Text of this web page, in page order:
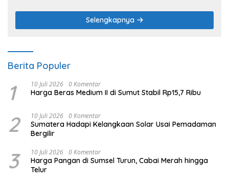
Selengkapnya
Berita Populer
1 10 Juli 2026 0 Komentar
Harga Beras Medium II di Sumut Stabil Rp15,7 Ribu
2 10 Juli 2026 0 Komentar
Sumatera Hadapi Kelangkaan Solar Usai Pemadaman
Bergilir
3 10 Juli 2026 0 Komentar
Harga Pangan di Sumsel Turun, Cabai Merah hingga
Telur